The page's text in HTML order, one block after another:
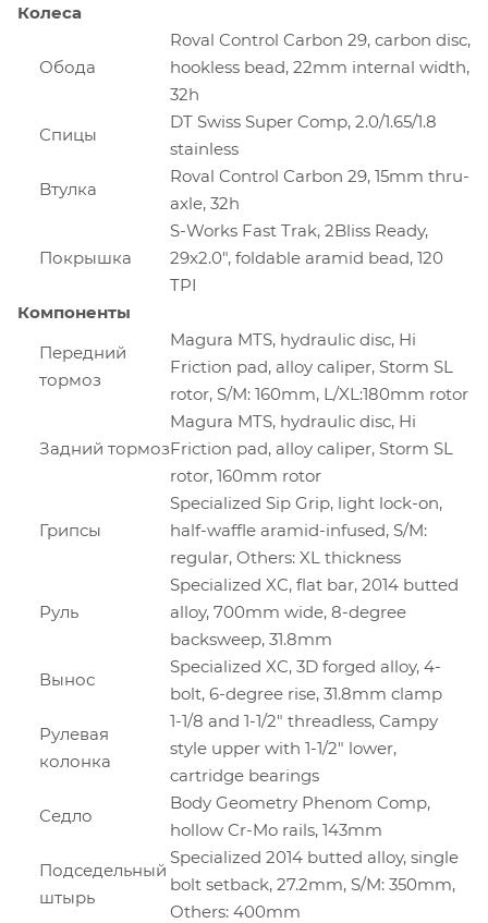
Колеса
Обода
Roval Control Carbon 29, carbon disc,
hookless bead, 22mm internal width,
32h
Спицы
DT Swiss Super Comp, 2.0/1.65/1.8
stainless
Bтулка
Roval Control Carbon 29, 15mm thru-
axle, 32h
Покрышка
S-Works Fast Trak, 2Bliss Ready,
29x2.0", foldable aramid bead, 120
TPI
Компоненты
Передний
тормоз
Magura MTS, hydraulic disc, Hi
Friction pad, alloy caliper, Storm SL
rotor, S/M: 160mm, L/XL:180mm rotor
Задний тормоз
Magura MTS, hydraulic disc, Hi
Friction pad, alloy caliper, Storm SL
rotor, 160mm rotor
Грипсы
Specialized Sip Grip, light lock-on,
half-waffle aramid-infused, S/M:
regular, Others: XL thickness
Руль
Specialized XC, flat bar, 2014 butted
alloy, 700mm wide, 8-degree
backsweep, 31.8mm
Вынос
Specialized XC, 3D forged alloy, 4-
bolt, 6-degree rise, 31.8mm clamp
Рулевая
колонка
1-1/8 and 1-1/2" threadless, Campy
style upper with 1-1/2" lower,
cartridge bearings
Седло
Body Geometry Phenom Comp,
hollow Cr-Mo rails, 143mm
Подседельный
штырь
Specialized 2014 butted alloy, single
bolt setback, 27.2mm, S/M: 350mm,
Others: 400mm